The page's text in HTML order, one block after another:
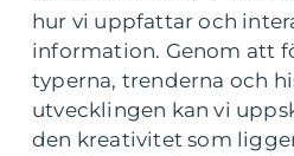
hur vi uppfattar och
information. Genom att
typerna, trenderna och
utvecklingen kan vi
den kreativitet som